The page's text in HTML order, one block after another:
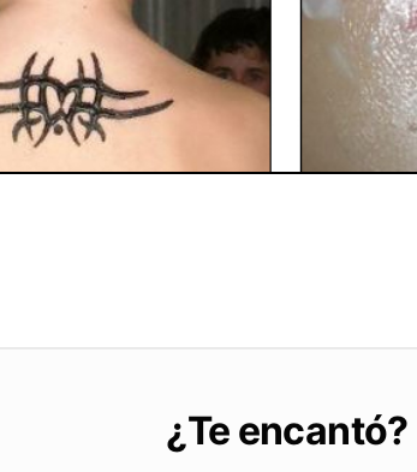
¿Te encantó?